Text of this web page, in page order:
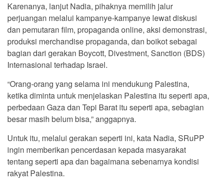
Karenanya, lanjut Nadia, pihaknya memilih jalur
perjuangan melalui kampanye-kampanye lewat diskusi
dan pemutaran film, propaganda online, aksi demonstrasi,
produksi merchandise propaganda, dan boikot sebagai
bagian dari gerakan Boycott, Divestment, Sanction (BDS)
Internasional terhadap Israel.
“Orang-orang yang selama ini mendukung Palestina,
ketika diminta untuk menjelaskan Palestina itu seperti apa,
perbedaan Gaza dan Tepi Barat itu seperti apa, sebagian
besar masih belum bisa,” anggapnya.
Untuk itu, melalui gerakan seperti ini, kata Nadia, SRuPP
ingin memberikan pencerdasan kepada masyarakat
tentang seperti apa dan bagaimana sebenarnya kondisi
rakyat Palestina.